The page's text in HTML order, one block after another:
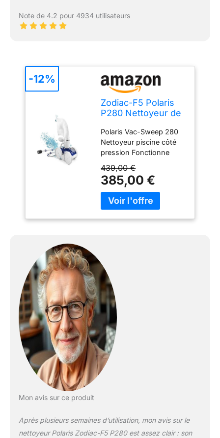
Note de 4.2 pour 4934 utilisateurs
Zodiac-F5 Polaris
P280 Nettoyeur de
Polaris Vac-Sweep 280
Nettoyeur piscine côté
pression Fonctionne
dans toutes les piscines
enterrées ; nécessite une
pompe booster Polaris
Palettisé en multiples de
16 unités Prêt pour le
439,00 €
385,00 €
-12%
Mon avis sur ce produit
Après plusieurs semaines d’utilisation, mon avis sur le
nettoyeur Polaris Zodiac-F5 P280 est assez clair : son